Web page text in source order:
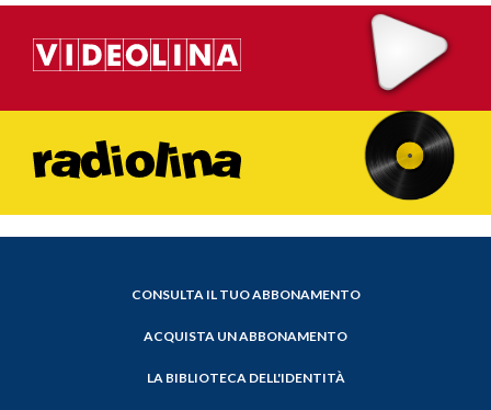
CONSULTA IL TUO ABBONAMENTO
ACQUISTA UN ABBONAMENTO
LA BIBLIOTECA DELL'IDENTITÀ